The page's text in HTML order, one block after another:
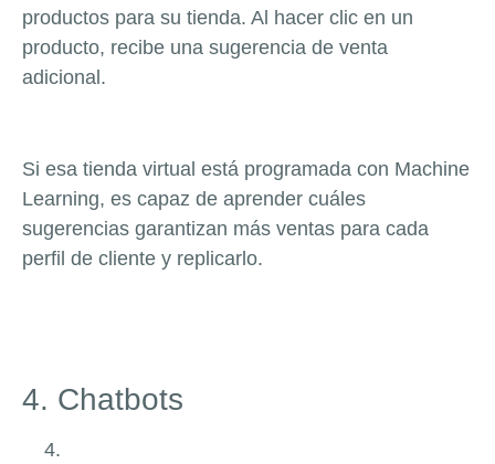
productos para su tienda. Al hacer clic en un
producto, recibe una sugerencia de venta
adicional.
Si esa tienda virtual está programada con Machine
Learning, es capaz de aprender cuáles
sugerencias garantizan más ventas para cada
perfil de cliente y replicarlo.
4. Chatbots